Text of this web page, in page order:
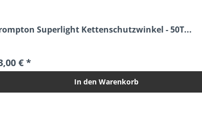
Superlight Kettenschutzwinkel - 50T...
€ *
In den Warenkorb